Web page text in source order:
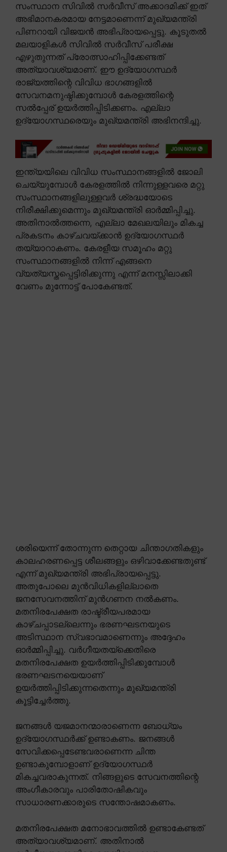
സംസ്ഥാന സിവിൽ സർവീസ് അക്കാദമിക്ക് ഇത്
അഭിമാനകരമായ നേട്ടമാണെന്ന് മുഖ്യമന്ത്രി
പിണറായി വിജയൻ അഭിപ്രായപ്പെട്ടു. കൂടുതൽ
മലയാളികൾ സിവിൽ സർവീസ് പരീക്ഷ
എഴുതുന്നത് പ്രോത്സാഹിപ്പിക്കേണ്ടത്
അത്യാവശ്യമാണ്. ഈ ഉദ്യോഗസ്ഥർ
രാജ്യത്തിന്റെ വിവിധ ഭാഗങ്ങളിൽ
സേവനമനുഷ്ഠിക്കുമ്പോൾ കേരളത്തിന്റെ
സൽപ്പേര് ഉയർത്തിപ്പിടിക്കണം. എല്ലാ
ഉദ്യോഗസ്ഥരെയും മുഖ്യമന്ത്രി അഭിനന്ദിച്ചു.
ഇന്ത്യയിലെ വിവിധ സംസ്ഥാനങ്ങളിൽ ജോലി
ചെയ്യുമ്പോൾ കേരളത്തിൽ നിന്നുള്ളവരെ മറ്റു
സംസ്ഥാനങ്ങളിലുള്ളവർ ശ്രദ്ധയോടെ
നിരീക്ഷിക്കുമെന്നും മുഖ്യമന്ത്രി ഓർമ്മിപ്പിച്ചു.
അതിനാൽത്തന്നെ, എല്ലാ മേഖലയിലും മികച്ച
പ്രകടനം കാഴ്ചവയ്ക്കാൻ ഉദ്യോഗസ്ഥർ
തയ്യാറാകണം. കേരളീയ സമൂഹം മറ്റു
സംസ്ഥാനങ്ങളിൽ നിന്ന് എങ്ങനെ
വ്യത്യസ്തപ്പെട്ടിരിക്കുന്നു എന്ന് മനസ്സിലാക്കി
വേണം മുന്നോട്ട് പോകേണ്ടത്.
ശരിയെന്ന് തോന്നുന്ന തെറ്റായ ചിന്താഗതികളും
കാലഹരണപ്പെട്ട ശീലങ്ങളും ഒഴിവാക്കേണ്ടതുണ്ട്
എന്ന് മുഖ്യമന്ത്രി അഭിപ്രായപ്പെട്ടു.
അതുപോലെ മുൻവിധികളില്ലാതെ
ജനസേവനത്തിന് മുൻഗണന നൽകണം.
മതനിരപേക്ഷത രാഷ്ട്രീയപരമായ
കാഴ്ചപ്പാടല്ലെന്നും ഭരണഘടനയുടെ
അടിസ്ഥാന സ്വഭാവമാണെന്നും അദ്ദേഹം
ഓർമ്മിപ്പിച്ചു. വർഗീയതയ്ക്കെതിരെ
മതനിരപേക്ഷത ഉയർത്തിപ്പിടിക്കുമ്പോൾ
ഭരണഘടനയെയാണ്
ഉയർത്തിപ്പിടിക്കുന്നതെന്നും മുഖ്യമന്ത്രി
കൂട്ടിച്ചേർത്തു.
ജനങ്ങൾ യജമാനന്മാരാണെന്ന ബോധ്യം
ഉദ്യോഗസ്ഥർക്ക് ഉണ്ടാകണം. ജനങ്ങൾ
സേവിക്കപ്പെടേണ്ടവരാണെന്ന ചിന്ത
ഉണ്ടാകുമ്പോളാണ് ഉദ്യോഗസ്ഥർ
മികച്ചവരാകുന്നത്. നിങ്ങളുടെ സേവനത്തിന്റെ
അംഗീകാരവും പാരിതോഷികവും
സാധാരണക്കാരുടെ സന്തോഷമാകണം.
മതനിരപേക്ഷത മനോഭാവത്തിൽ ഉണ്ടാകേണ്ടത്
അത്യാവശ്യമാണ്. അതിനാൽ